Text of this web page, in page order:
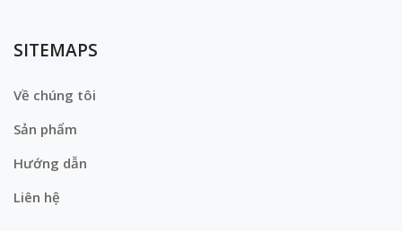
SITEMAPS
Về chúng tôi
Sản phẩm
Hướng dẫn
Liên hệ